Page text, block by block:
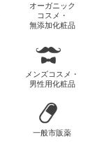
オーガニック
コスメ・
無添加化粧品
メンズコスメ・
男性用化粧品
一般市販薬